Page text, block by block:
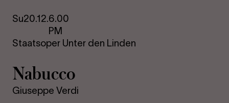
Su20.12.6.00
PM
Staatsoper Unter den Linden
Nabucco
Giuseppe Verdi